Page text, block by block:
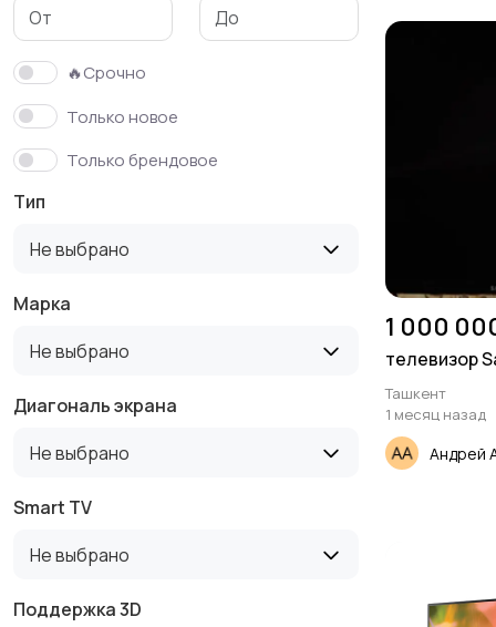
🔥Срочно
Только новое
Только брендовое
Тип
Не выбрано
Марка
Не выбрано
Диагональ экрана
Не выбрано
Smart TV
Не выбрано
Поддержка 3D
1 000
телевизор
Ташкент
1 месяц назад
Андрей